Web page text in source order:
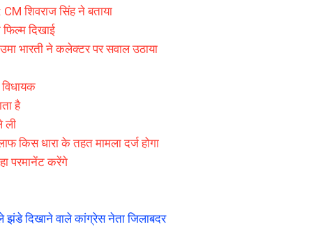
शिवराज सिंह ने बताया
दिखाई
भारती ने कलेक्टर पर सवाल उठाया
विधायक
है
ली
किस धारा के तहत मामला दर्ज होगा
परमानेंट करेंगे
झंडे दिखाने वाले कांग्रेस नेता जिलाबदर